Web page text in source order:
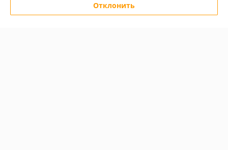
Политика обработки cookies
Отклонить